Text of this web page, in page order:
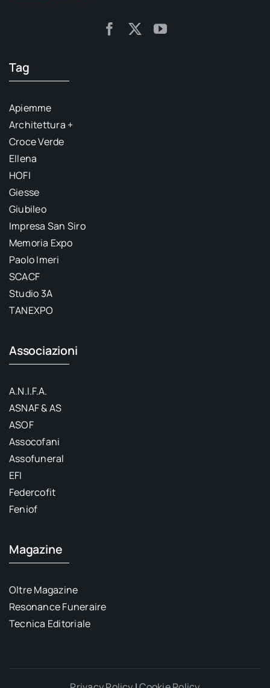
Tag
Apiemme
Architettura +
Croce Verde
Ellena
HOFI
Giesse
Giubileo
Impresa San Siro
Memoria Expo
Paolo Imeri
SCACF
Studio 3A
TANEXPO
Associazioni
A.N.I.F.A.
ASNAF & AS
ASOF
Assocofani
Assofuneral
EFI
Federcofit
Feniof
Magazine
Oltre Magazine
Resonance Funeraire
Tecnica Editoriale